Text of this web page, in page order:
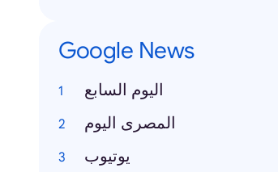
Google News
اليوم السابع
المصرى اليوم
يوتيوب